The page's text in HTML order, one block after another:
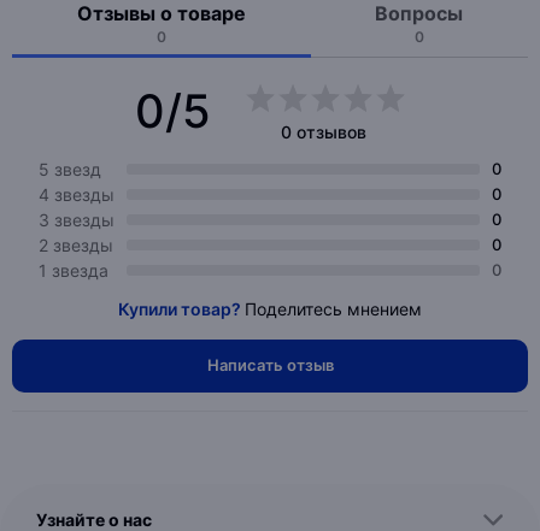
Отзывы о товаре
0
Вопросы
0
0/5
0 отзывов
5 звезд
0
4 звезды 0
3 звезды 0
2 звезды 0
1 звезда 0
Купили товар? Поделитесь мнением
Написать отзыв
Узнайте о нас